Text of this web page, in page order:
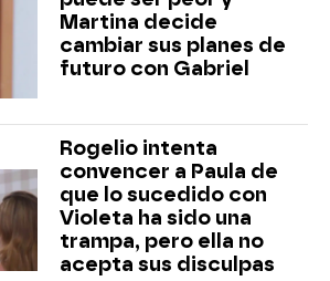
Martina decide
cambiar sus planes de
futuro con Gabriel
Rogelio intenta
convencer a Paula de
que lo sucedido con
Violeta ha sido una
trampa, pero ella no
acepta sus disculpas